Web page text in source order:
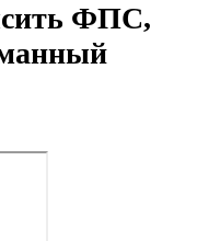
ФПС,